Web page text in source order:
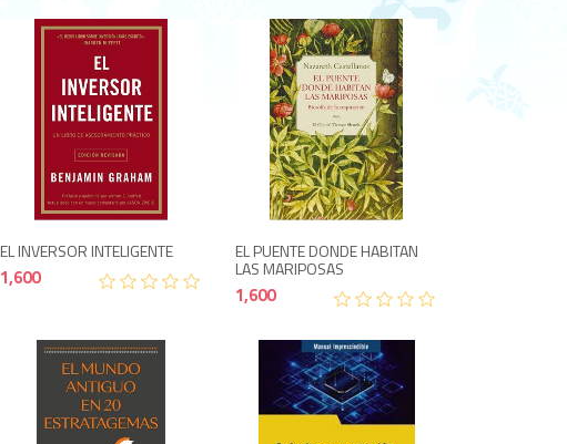
1,600
EL INVERSOR INTELIGENTE
1,600
EL PUENTE DONDE HABITAN
LAS MARIPOSAS
1,600